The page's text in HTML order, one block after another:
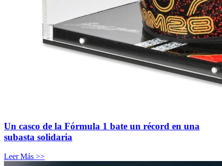
Un casco de la Fórmula 1 bate un récord en una
subasta solidaria
Leer Más >>